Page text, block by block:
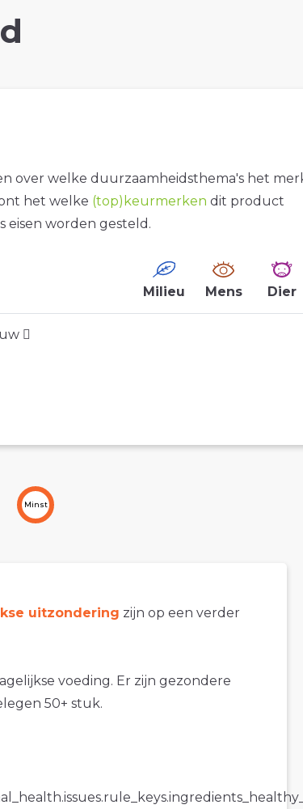
over welke duurzaamheidsthema's het
het welke (top)keurmerken dit product
eisen worden gesteld.
Milieu Mens Dier
Minst
uitzondering zijn op een verder
voeding. Er zijn gezondere
50+ stuk.